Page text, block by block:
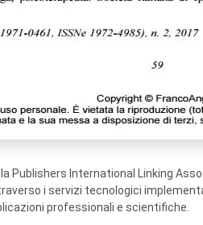
Publishers International Linking
i servizi tecnologici
professionali e scientifiche.